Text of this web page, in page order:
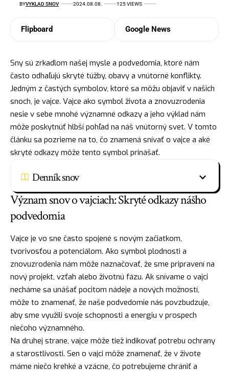
BYVYKLAD SNOV 2024.08.08. 125 VIEWS
Flipboard Google News
Sny sú zrkadlom našej mysle a podvedomia, ktoré nám
často odhaľujú skryté túžby, obavy a vnútorné konflikty.
Jedným z častých symbolov, ktoré sa môžu objaviť v našich
snoch, je vajce. Vajce ako symbol života a znovuzrodenia
nesie v sebe mnohé významné odkazy a jeho výklad nám
môže poskytnúť hlbší pohľad na náš vnútorný svet. V tomto
článku sa pozrieme na to, čo znamená snívať o vajce a aké
skryté odkazy môže tento symbol prinášať.
Denník snov
Význam snov o vajciach: Skryté odkazy nášho
podvedomia
Vajce je vo sne často spojené s novým začiatkom,
tvorivosťou a potenciálom. Ako symbol plodnosti a
znovuzrodenia nám môže naznačovať, že sme pripravení na
nový projekt, vzťah alebo životnú fázu. Ak snívame o vajci
necháme sa unášať pocitom nádeje a nových možností,
môže to znamenať, že naše podvedomie nás povzbudzuje,
aby sme využili svoje schopnosti a energiu v prospech
niečoho významného.
Na druhej strane, vajce môže tiež indikovať potrebu ochrany
a starostlivosti. Sen o vajci môže znamenať, že v živote
máme niečo krehké a vzácne, čo potrebujeme chrániť a